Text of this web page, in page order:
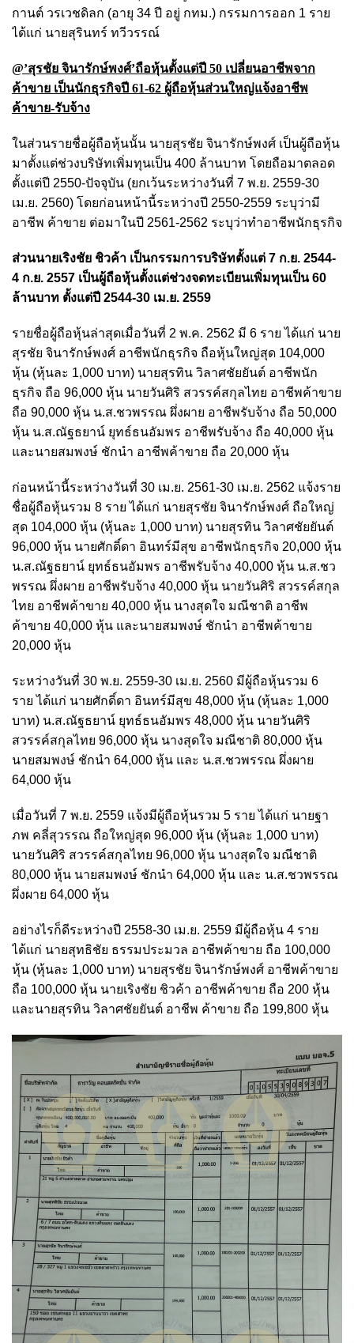
กานต์ วรเวชดิลก (อายุ 34 ปี อยู่ กทม.) กรรมการออก 1 ราย
ได้แก่ นายสุรินทร์ ทวีวรรณ์
@’สุรชัย จินารักษ์พงศ์’ถือหุ้นตั้งแต่ปี 50 เปลี่ยนอาชีพจาก
ค้าขาย เป็นนักธุรกิจปี 61-62 ผู้ถือหุ้นส่วนใหญ่แจ้งอาชีพ
ค้าขาย-รับจ้าง
ในส่วนรายชื่อผู้ถือหุ้นนั้น นายสุรชัย จินารักษ์พงศ์ เป็นผู้ถือหุ้น
มาตั้งแต่ช่วงบริษัทเพิ่มทุนเป็น 400 ล้านบาท โดยถือมาตลอด
ตั้งแต่ปี 2550-ปัจจุบัน (ยกเว้นระหว่างวันที่ 7 พ.ย. 2559-30
เม.ย. 2560) โดยก่อนหน้านี้ระหว่างปี 2550-2559 ระบุว่ามี
อาชีพ ค้าขาย ต่อมาในปี 2561-2562 ระบุว่าทำอาชีพนักธุรกิจ
ส่วนนายเริงชัย ชิวค้า เป็นกรรมการบริษัทตั้งแต่ 7 ก.ย. 2544-
4 ก.ย. 2557 เป็นผู้ถือหุ้นตั้งแต่ช่วงจดทะเบียนเพิ่มทุนเป็น 60
ล้านบาท ตั้งแต่ปี 2544-30 เม.ย. 2559
รายชื่อผู้ถือหุ้นล่าสุดเมื่อวันที่ 2 พ.ค. 2562 มี 6 ราย ได้แก่ นาย
สุรชัย จินารักษ์พงศ์ อาชีพนักธุรกิจ ถือหุ้นใหญ่สุด 104,000
หุ้น (หุ้นละ 1,000 บาท) นายสุรทิน วิลาศชัยยันต์ อาชีพนัก
ธุรกิจ ถือ 96,000 หุ้น นายวันศิริ สวรรค์สกุลไทย อาชีพค้าขาย
ถือ 90,000 หุ้น น.ส.ชวพรรณ ผึ่งผาย อาชีพรับจ้าง ถือ 50,000
หุ้น น.ส.ณัฐธยาน์ ยุทธ์ธนอัมพร อาชีพรับจ้าง ถือ 40,000 หุ้น
และนายสมพงษ์ ชักนำ อาชีพค้าขาย ถือ 20,000 หุ้น
ก่อนหน้านี้ระหว่างวันที่ 30 เม.ย. 2561-30 เม.ย. 2562 แจ้งราย
ชื่อผู้ถือหุ้นรวม 8 ราย ได้แก่ นายสุรชัย จินารักษ์พงศ์ ถือใหญ่
สุด 104,000 หุ้น (หุ้นละ 1,000 บาท) นายสุรทิน วิลาศชัยยันต์
96,000 หุ้น นายศักดิ์ดา อินทร์มีสุข อาชีพนักธุรกิจ 20,000 หุ้น
น.ส.ณัฐธยาน์ ยุทธ์ธนอัมพร อาชีพรับจ้าง 40,000 หุ้น น.ส.ชว
พรรณ ผึ่งผาย อาชีพรับจ้าง 40,000 หุ้น นายวันศิริ สวรรค์สกุล
ไทย อาชีพค้าขาย 40,000 หุ้น นางสุดใจ มณีชาติ อาชีพ
ค้าขาย 40,000 หุ้น และนายสมพงษ์ ชักนำ อาชีพค้าขาย
20,000 หุ้น
ระหว่างวันที่ 30 พ.ย. 2559-30 เม.ย. 2560 มีผู้ถือหุ้นรวม 6
ราย ได้แก่ นายศักดิ์ดา อินทร์มีสุข 48,000 หุ้น (หุ้นละ 1,000
บาท) น.ส.ณัฐธยาน์ ยุทธ์ธนอัมพร 48,000 หุ้น นายวันศิริ
สวรรค์สกุลไทย 96,000 หุ้น นางสุดใจ มณีชาติ 80,000 หุ้น
นายสมพงษ์ ชักนำ 64,000 หุ้น และ น.ส.ชวพรรณ ผึ่งผาย
64,000 หุ้น
เมื่อวันที่ 7 พ.ย. 2559 แจ้งมีผู้ถือหุ้นรวม 5 ราย ได้แก่ นายฐา
ภพ คลี่สุวรรณ ถือใหญ่สุด 96,000 หุ้น (หุ้นละ 1,000 บาท)
นายวันศิริ สวรรค์สกุลไทย 96,000 หุ้น นางสุดใจ มณีชาติ
80,000 หุ้น นายสมพงษ์ ชักนำ 64,000 หุ้น และ น.ส.ชวพรรณ
ผึ่งผาย 64,000 หุ้น
อย่างไรก็ดีระหว่างปี 2558-30 เม.ย. 2559 มีผู้ถือหุ้น 4 ราย
ได้แก่ นายสุทธิชัย ธรรมประมวล อาชีพค้าขาย ถือ 100,000
หุ้น (หุ้นละ 1,000 บาท) นายสุรชัย จินารักษ์พงศ์ อาชีพค้าขาย
ถือ 100,000 หุ้น นายเริงชัย ชิวค้า อาชีพค้าขาย ถือ 200 หุ้น
และนายสุรทิน วิลาศชัยยันต์ อาชีพ ค้าขาย ถือ 199,800 หุ้น